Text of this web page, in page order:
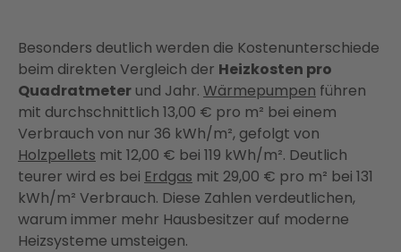
Besonders deutlich werden die Kostenunterschiede
beim direkten Vergleich der Heizkosten pro
Quadratmeter und Jahr. Wärmepumpen führen
mit durchschnittlich 13,00 € pro m² bei einem
Verbrauch von nur 36 kWh/m², gefolgt von
Holzpellets mit 12,00 € bei 119 kWh/m². Deutlich
teurer wird es bei Erdgas mit 29,00 € pro m² bei 131
kWh/m² Verbrauch. Diese Zahlen verdeutlichen,
warum immer mehr Hausbesitzer auf moderne
Heizsysteme umsteigen.